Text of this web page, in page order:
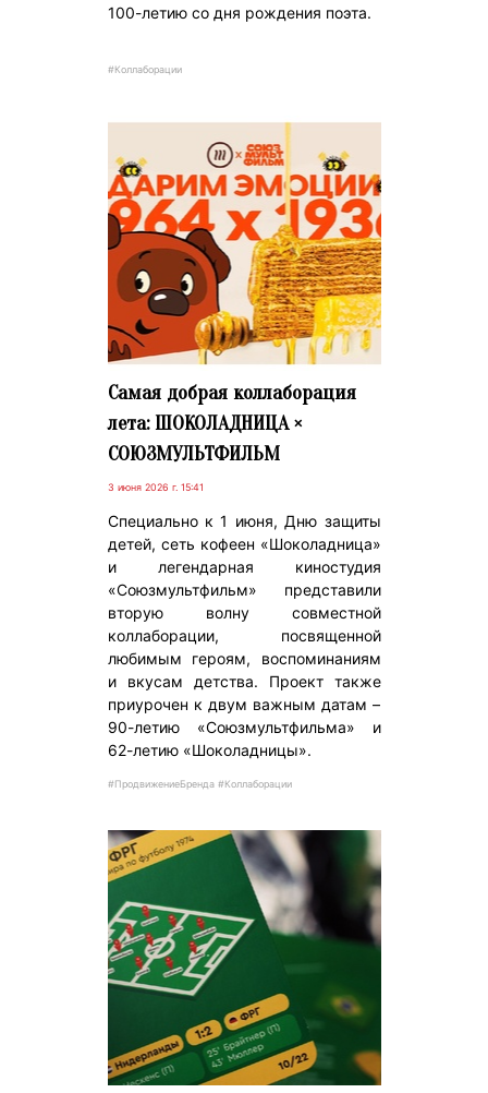
100-летию со дня рождения поэта.
#Коллаборации
Самая добрая коллаборация
лета: ШОКОЛАДНИЦА ×
СОЮЗМУЛЬТФИЛЬМ
3 июня 2026 г. 15:41
Специально к 1 июня, Дню защиты
детей, сеть кофеен «Шоколадница»
и легендарная киностудия
«Союзмультфильм» представили
вторую волну совместной
коллаборации, посвященной
любимым героям, воспоминаниям
и вкусам детства. Проект также
приурочен к двум важным датам –
90-летию «Союзмультфильма» и
62-летию «Шоколадницы».
#ПродвижениеБренда #Коллаборации